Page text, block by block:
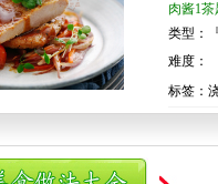
肉酱1
类型：
难度：
标签：